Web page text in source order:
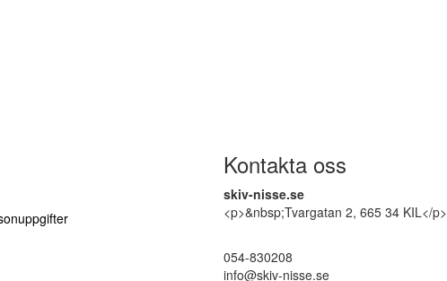
Kontakta oss
skiv-nisse.se
<p>&nbsp;Tvargatan 2, 665 34 KIL</p>
054-830208
info@skiv-nisse.se